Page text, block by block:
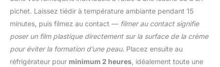
pichet. Laissez tiédir à température ambiante pendant 15
minutes, puis filmez au contact — filmer au contact signifie
poser un film plastique directement sur la surface de la crème
pour éviter la formation d’une peau. Placez ensuite au
réfrigérateur pour minimum 2 heures , idéalement toute une